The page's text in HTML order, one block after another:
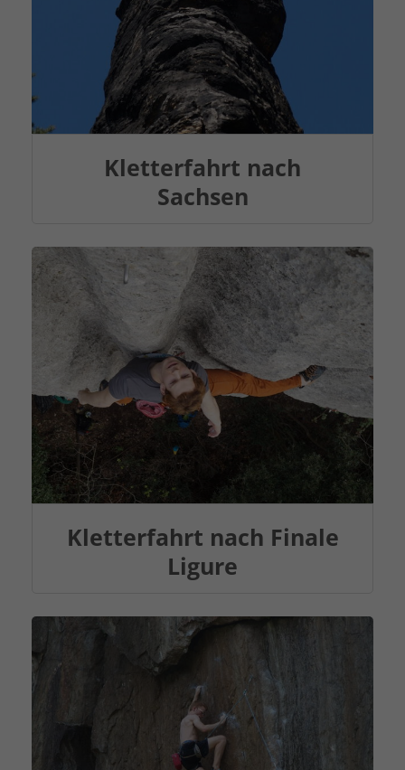
Kletterfahrt nach
Sachsen
Kletterfahrt nach Finale
Ligure